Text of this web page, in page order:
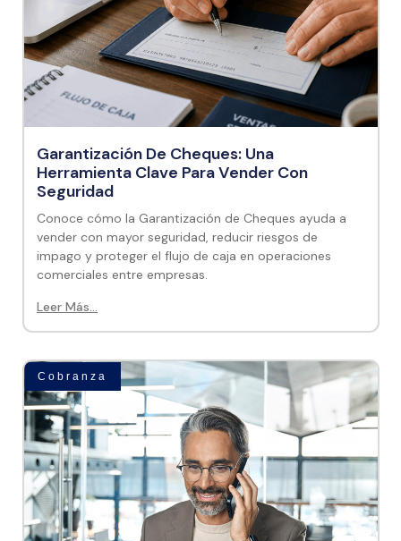
Garantización De Cheques: Una
Herramienta Clave Para Vender Con
Seguridad
Conoce cómo la Garantización de Cheques ayuda a
vender con mayor seguridad, reducir riesgos de
impago y proteger el flujo de caja en operaciones
comerciales entre empresas.
Leer Más...
Cobranza